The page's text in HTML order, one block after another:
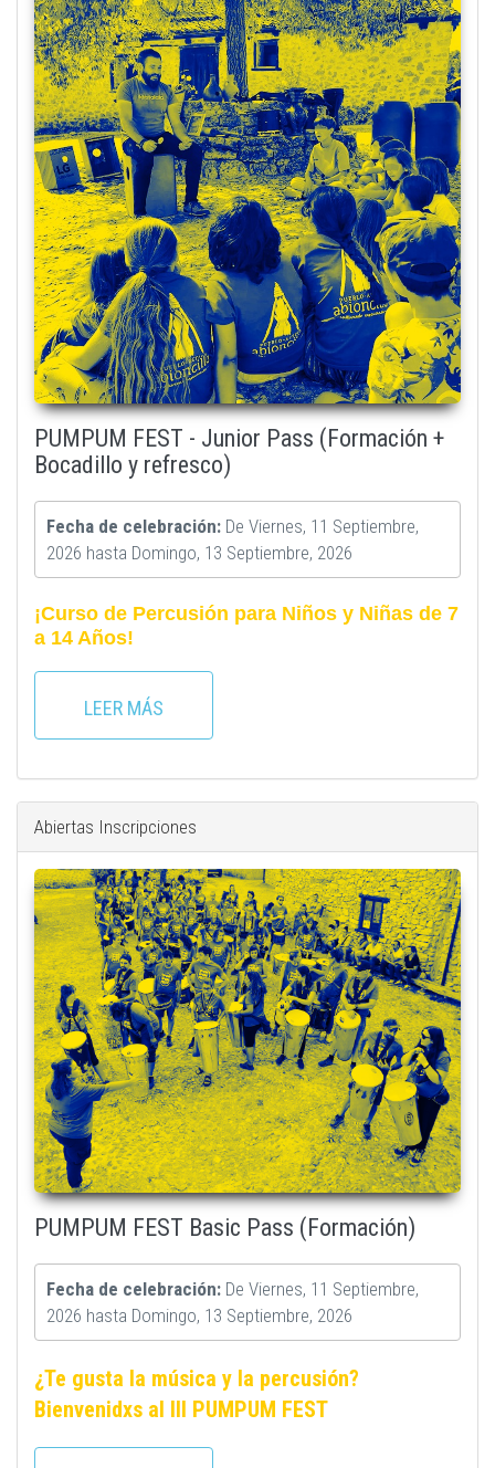
PUMPUM FEST - Junior Pass (Formación +
Bocadillo y refresco)
Fecha de celebración: De Viernes, 11 Septiembre,
2026 hasta Domingo, 13 Septiembre, 2026
¡Curso de Percusión para Niños y Niñas de 7
a 14 Años!
LEER MÁS
Abiertas Inscripciones
plaza_con_uxua.jpeg
PUMPUM FEST Basic Pass (Formación)
Fecha de celebración: De Viernes, 11 Septiembre,
2026 hasta Domingo, 13 Septiembre, 2026
¿Te gusta la música y la percusión?
Bienvenidxs al III PUMPUM FEST